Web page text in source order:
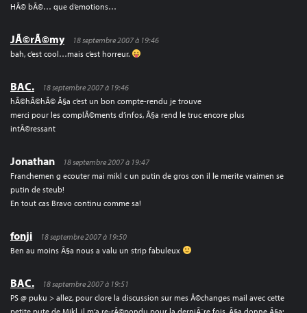
HÃ© bÃ©… que d’emotions…
JÃ©rÃ©my
18 septembre 2007 à 19:46
bah, c’est cool…mais c’est horreur.
BAC.
18 septembre 2007 à 19:46
hÃ©hÃ©hÃ© Ã§a c’est un bon compte-rendu je trouve
merci pour les complÃ©ments d’infos, Ã§a rend le truc encore plus
intÃ©ressant
Jonathan
18 septembre 2007 à 19:47
Franchemen g ecouter mai mikl c un putin de gros con il le merite vraimen se
putin de steub!
En tout cas Bravo continu comme sa!
fonji
18 septembre 2007 à 19:50
Ben au moins Ã§a nous a valu un strip fabuleux
BAC.
18 septembre 2007 à 19:51
PS @ puku > allez, pour clore la discussion sur mes Ã©changes mail avec cette